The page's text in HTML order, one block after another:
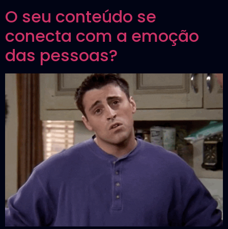
O seu conteúdo se
conecta com a emoção
das pessoas?